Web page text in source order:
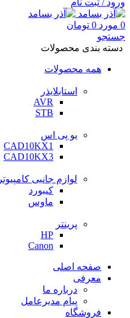
ورود / ثبت نام
0 مورد 0 تومان
جستجو
دسته بندی محصولات
همه محصولات
استابلایذر
AVR
STB
یو پی اس
CAD10KX1
CAD10KX3
لوازم جانبی کامپیوتر
کیبورد
ماوس
پرینتر
HP
Canon
صفحه اصلی
معرفی
درباره ما
پیام مدیرعامل
فروشگاه